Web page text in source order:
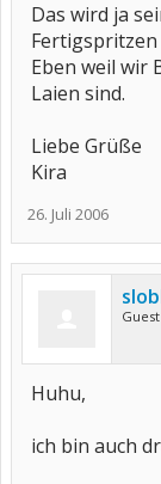
Das wird ja
Fertigspritzen
Eben weil wir
Laien sind.
Liebe Grüße
Kira
26. Juli 2006
Guest
Huhu,
ich bin auch